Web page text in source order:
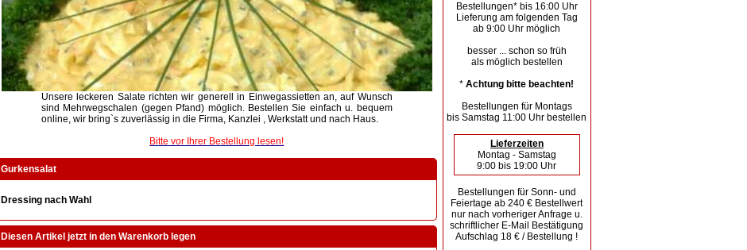
Unsere leckeren Salate richten wir generell in Einwegassietten an, auf Wunsch
sind Mehrwegschalen (gegen Pfand) möglich. Bestellen Sie einfach u. bequem
online, wir bring`s zuverlässig in die Firma, Kanzlei , Werkstatt und nach Haus.
Bitte vor Ihrer Bestellung lesen!
Gurkensalat
Dressing nach Wahl
Diesen Artikel jetzt in den Warenkorb legen
Bestellungen* bis 16:00 Uhr
Lieferung am folgenden Tag
ab 9:00 Uhr möglich
besser ... schon so früh
als möglich bestellen
*Achtung bitte beachten!
Bestellungen für Montags
bis Samstag 11:00 Uhr bestellen
Lieferzeiten
Montag - Samstag
9:00 bis 19:00 Uhr
Bestellungen für Sonn- und
Feiertage ab 240 € Bestellwert
nur nach vorheriger Anfrage u.
schriftlicher E-Mail Bestätigung
Aufschlag 18 € / Bestellung !